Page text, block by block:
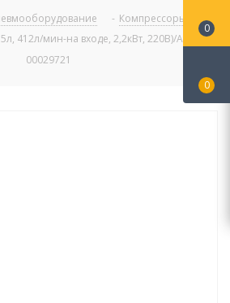
- Компрессоры
-
412л/мин-на входе, 2,2кВт, 220В)/Aurora
00029721
0
0